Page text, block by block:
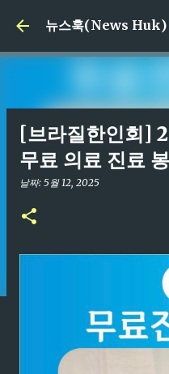
기본 콘텐
뉴스훅(News Huk)
[브라질한인회]
무료 의료 진료
날짜: 5월 12, 2025